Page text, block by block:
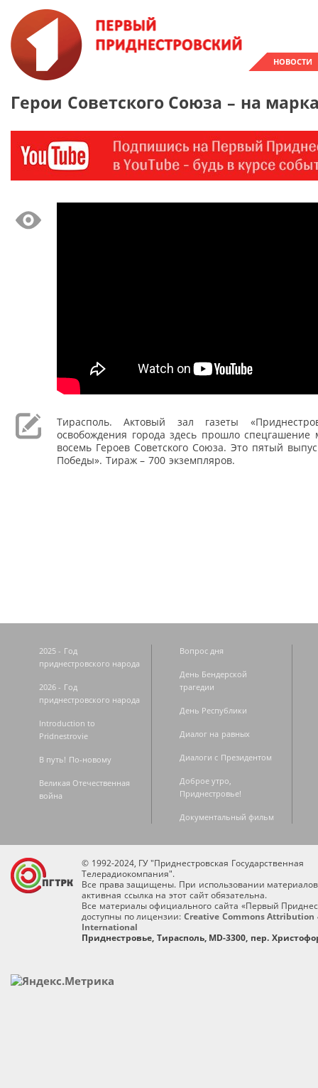
НОВОСТИ
Герои Советского Союза – на
Тирасполь. Актовый зал газеты
освобождения города здесь прошло
восемь Героев Советского Союза. Это пятый
Победы». Тираж – 700 экземпляров.
2025 - Год
приднестровского народа
2026 - Год
приднестровского народа
Introduction to
Pridnestrovie
В путь! По-новому
Великая Отечественная
война
Вопрос дня
День Бендерской
трагедии
День Республики
Диалог на равных
Диалоги с Президентом
Доброе утро,
Приднестровье!
Документальный фильм
© 1992-2024, ГУ "Приднестровская Государственная
Телерадиокомпания".
Все права защищены. При использовании
активная ссылка на этот сайт обязательна.
Все материалы официального сайта «Первый
доступны по лицензии: Creative Commons Attribution
International
Приднестровье, Тирасполь, MD-3300, пер.